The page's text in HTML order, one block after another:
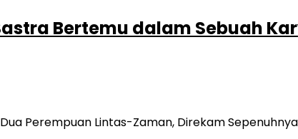
Bertemu dalam Sebuah
Perempuan Lintas-Zaman, Direkam Sepenuhnya